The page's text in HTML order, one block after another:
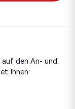
auf den An- und
Ihnen: